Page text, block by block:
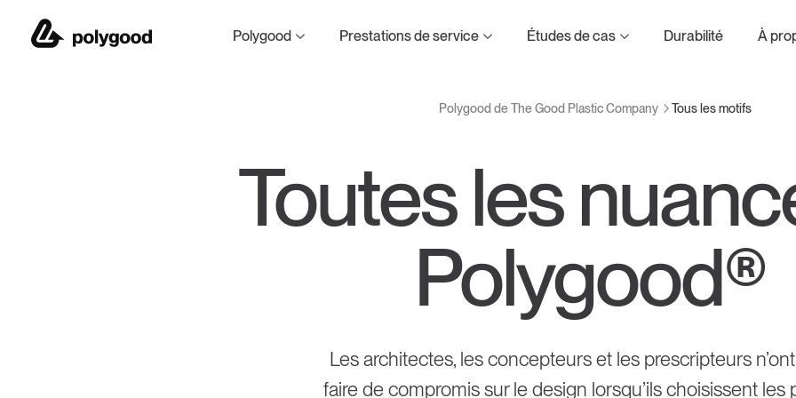
Polygood de The Good Plastic Company
Polygood
Tous les motifs
Approvisionnement et composition
Prestations de service Études de cas Durabilité À
Polygood de The Good Plastic Company Tous les motifs
Toutes les
Polygood®
Les architectes, les concepteurs et les prescripteurs
faire de compromis sur le design lorsqu’ils choisissent les